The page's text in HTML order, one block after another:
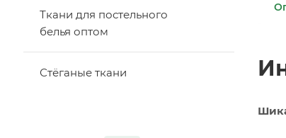
Ткани для постельного
белья оптом
Стёганые ткани